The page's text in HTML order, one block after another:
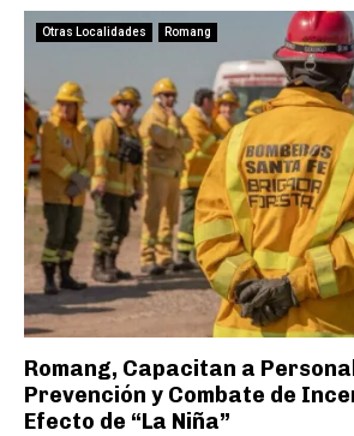
Otras Localidades Romang
Romang, Capacitan a
Prevención y Combate de
Efecto de “La Niña”